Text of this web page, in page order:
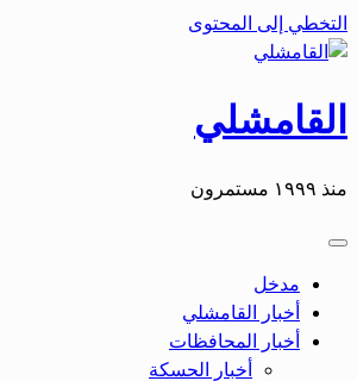
التخطي إلى المحتوى
القامشلي
منذ ١٩٩٩ مستمرون
مدخل
أخبار القامشلي
أخبار المحافظات
أخبار الحسكة